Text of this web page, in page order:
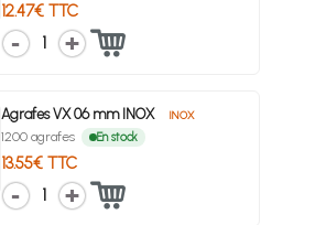
12.47€ TTC
1
Agrafes VX 06 mm INOX INOX
1200 agrafes En stock
13.55€ TTC
1